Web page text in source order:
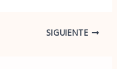
SIGUIENTE